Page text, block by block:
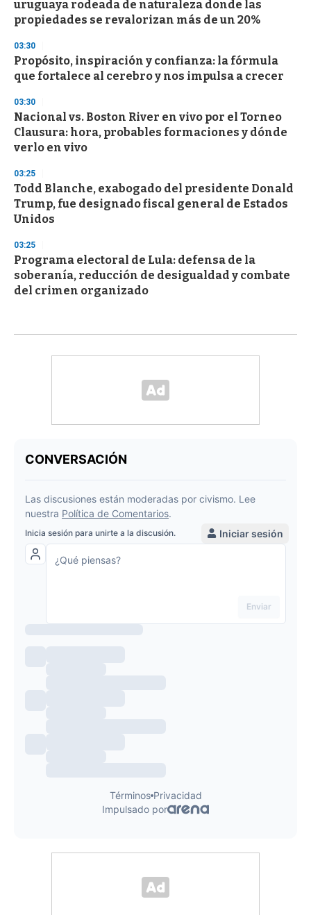
uruguaya rodeada de naturaleza donde las
propiedades se revalorizan más de un 20%
03:30
Propósito, inspiración y confianza: la fórmula
que fortalece al cerebro y nos impulsa a crecer
03:30
Nacional vs. Boston River en vivo por el Torneo
Clausura: hora, probables formaciones y dónde
verlo en vivo
03:25
Todd Blanche, exabogado del presidente Donald
Trump, fue designado fiscal general de Estados
Unidos
03:25
Programa electoral de Lula: defensa de la
soberanía, reducción de desigualdad y combate
del crimen organizado